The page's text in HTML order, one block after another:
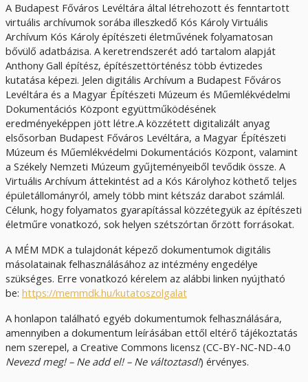
A Budapest Főváros Levéltára által létrehozott és fenntartott
virtuális archívumok sorába illeszkedő Kós Károly Virtuális
Archívum Kós Károly építészeti életművének folyamatosan
bővülő adatbázisa. A keretrendszerét adó tartalom alapját
Anthony Gall építész, építészettörténész több évtizedes
kutatása képezi. Jelen digitális Archívum a Budapest Főváros
Levéltára és a Magyar Építészeti Múzeum és Műemlékvédelmi
Dokumentációs Központ együttműködésének
eredményeképpen jött létre.A közzétett digitalizált anyag
elsősorban Budapest Főváros Levéltára, a Magyar Építészeti
Múzeum és Műemlékvédelmi Dokumentációs Központ, valamint
a Székely Nemzeti Múzeum gyűjteményeiből tevődik össze. A
Virtuális Archívum áttekintést ad a Kós Károlyhoz köthető teljes
épületállományról, amely több mint kétszáz darabot számlál.
Célunk, hogy folyamatos gyarapítással közzétegyük az építészeti
életműre vonatkozó, sok helyen szétszórtan őrzött forrásokat.
A MÉM MDK a tulajdonát képező dokumentumok digitális
másolatainak felhasználásához az intézmény engedélye
szükséges. Erre vonatkozó kérelem az alábbi linken nyújtható
be: https://memmdk.hu/kutatoszolgalat
A honlapon található egyéb dokumentumok felhasználására,
amennyiben a dokumentum leírásában ettől eltérő tájékoztatás
nem szerepel, a Creative Commons licensz (CC-BY-NC-ND-4.0
Nevezd meg! – Ne add el! – Ne változtasd!) érvényes.